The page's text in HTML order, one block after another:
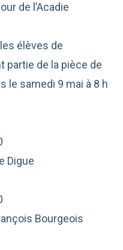
de l’Acadie
les élèves de
partie de la pièce de
le samedi 9 mai à 8 h
Digue
Bourgeois